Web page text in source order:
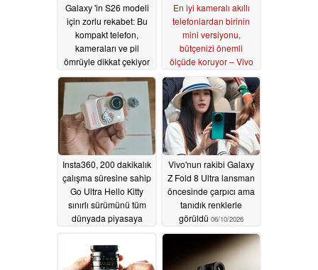
Galaxy 'in S26 modeli
için zorlu rekabet: Bu
kompakt telefon,
kameraları ve pil
ömrüyle dikkat çekiyor
07/08/2026
En iyi kameralı akıllı
telefonlardan birinin
mini versiyonu,
bütçenizi önemli
ölçüde koruyor – Vivo
X300 FE Akıllı Telefon
İncelemesi 07/06/2026
Insta360, 200 dakikalık
çalışma süresine sahip
Go Ultra Hello Kitty
sınırlı sürümünü tüm
dünyada piyasaya
Vivo'nun rakibi Galaxy
Z Fold 8 Ultra lansman
öncesinde çarpıcı ama
tanıdık renklerle
görüldü 06/10/2026